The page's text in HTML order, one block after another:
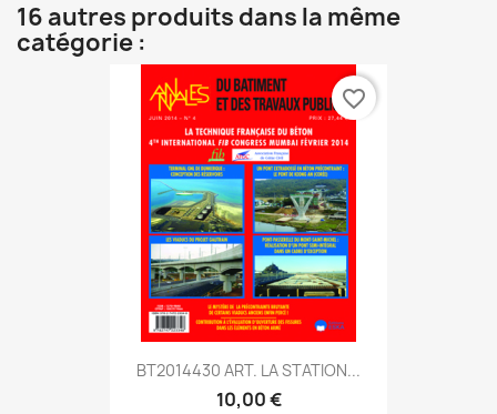
16 autres produits dans la même
catégorie :
BT2014430 ART. LA STATION...
10,00 €
favorite_border